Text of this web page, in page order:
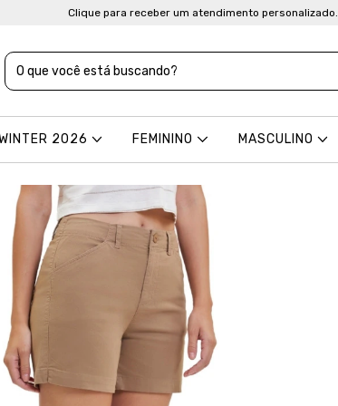
Clique para receber um atendimento personalizado.
2026 FEMININO MASCULINO